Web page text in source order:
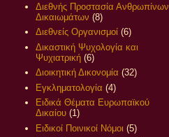
Διεθνής Προστασία Ανθρωπίνων
Δικαιωμάτων (8)
Διεθνείς Οργανισμοί (6)
Δικαστική Ψυχολογία και
Ψυχιατρική (6)
Διοικητική Δικονομία (32)
Εγκληματολογία (4)
Ειδικά Θέματα Ευρωπαϊκού
Δικαίου (1)
Ειδικοί Ποινικοί Νόμοι (5)